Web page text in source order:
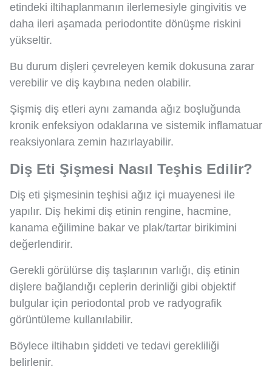
etindeki iltihaplanmanın ilerlemesiyle gingivitis ve
daha ileri aşamada periodontite dönüşme riskini
yükseltir.
Bu durum dişleri çevreleyen kemik dokusuna zarar
verebilir ve diş kaybına neden olabilir.
Şişmiş diş etleri aynı zamanda ağız boşluğunda
kronik enfeksiyon odaklarına ve sistemik inflamatuar
reaksiyonlara zemin hazırlayabilir.
Diş Eti Şişmesi Nasıl Teşhis Edilir?
Diş eti şişmesinin teşhisi ağız içi muayenesi ile
yapılır. Diş hekimi diş etinin rengine, hacmine,
kanama eğilimine bakar ve plak/tartar birikimini
değerlendirir.
Gerekli görülürse diş taşlarının varlığı, diş etinin
dişlere bağlandığı ceplerin derinliği gibi objektif
bulgular için periodontal prob ve radyografik
görüntüleme kullanılabilir.
Böylece iltihabın şiddeti ve tedavi gerekliliği
belirlenir.